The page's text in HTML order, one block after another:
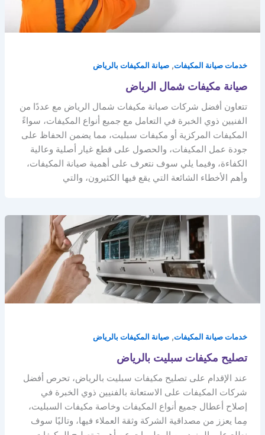
خدمات صيانة المكيفات, صيانة المكيفات بالرياض
صيانة مكيفات شمال الرياض
تتعاون أفضل شركات صيانة مكيفات شمال الرياض مع عددًا من
الفنيين ذوي الخبرة في التعامل مع جميع أنواع المكيفات، سواءً
المكيفات المركزية أو مكيفات سبليت، مما يضمن الحفاظ على
جودة عمل المكيفات، والحصول على قطع غيار أصلية وعالية
الكفاءة، وفيما يلي سوف نتعرف على أهمية صيانة المكيفات،
وأهم الأخطاء الشائعة التي يقع فيها الكثيرون، والتي
خدمات صيانة المكيفات, صيانة المكيفات بالرياض
تصليح مكيفات سبليت بالرياض
عند الإقدام على تصليح مكيفات سبليت بالرياض، تحرص أفضل
شركات المكيفات على الاستعانة بالفنيين ذوي الخبرة في
إصلاح أعطال جميع أنواع المكيفات وخاصة مكيفات السبليت،
مِما يعزز من مصداقية الشركة وثقة العملاء فيها، وتاليًا سوف